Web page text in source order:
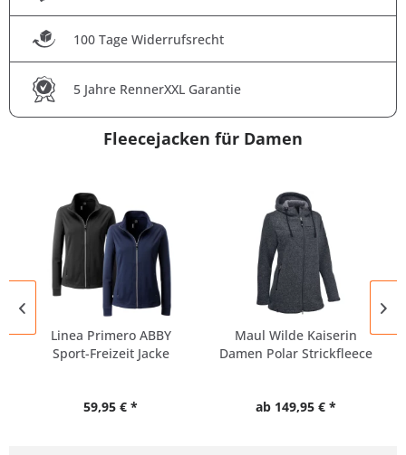
100 Tage Widerrufsrecht
5 Jahre RennerXXL Garantie
Fleecejacken für Damen
Linea Primero ABBY
Sport-Freizeit Jacke
59,95 € *
Maul Wilde Kaiserin
Damen Polar Strickfleece
ab 149,95 € *